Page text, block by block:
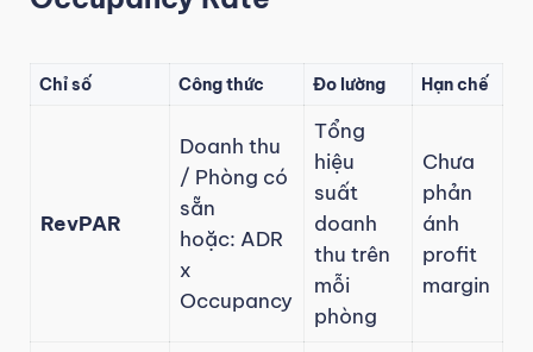
Chỉ số Công thức Đo lường Hạn chế
RevPAR
Doanh thu
/ Phòng có
sẵn
hoặc: ADR
x
Occupancy
Tổng
hiệu
suất
doanh
thu trên
mỗi
phòng
Chưa
phản
ánh
profit
margin